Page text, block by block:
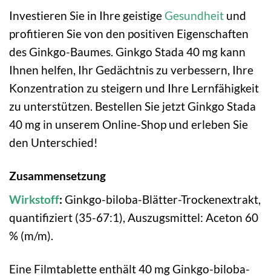
Investieren Sie in Ihre geistige Gesundheit und
profitieren Sie von den positiven Eigenschaften
des Ginkgo-Baumes. Ginkgo Stada 40 mg kann
Ihnen helfen, Ihr Gedächtnis zu verbessern, Ihre
Konzentration zu steigern und Ihre Lernfähigkeit
zu unterstützen. Bestellen Sie jetzt Ginkgo Stada
40 mg in unserem Online-Shop und erleben Sie
den Unterschied!
Zusammensetzung
Wirkstoff: Ginkgo-biloba-Blätter-Trockenextrakt,
quantifiziert (35-67:1), Auszugsmittel: Aceton 60
% (m/m).
Eine Filmtablette enthält 40 mg Ginkgo-biloba-